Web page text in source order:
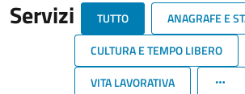
Servizi TUTTO
ANAGRAFE E
CULTURA E TEMPO LIBERO
VITA LAVORATIVA